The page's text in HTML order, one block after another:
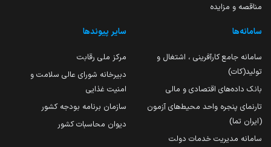
مناقصه و مزایده
سامانه‌ها
سامانه جامع کارآفرینی ، اشتغال و
تولید(کات)
بانک داده‌های اقتصادی و مالی
تارنمای پنجره واحد محیط‌های آزمون
(ایران تما)
سامانه مدیریت خدمات دولت
سایر پیوندها
مرکز ملی رقابت
دبیرخانه شورای عالی سلامت و
امنیت غذایی
سازمان برنامه بودجه کشور
دیوان محاسبات کشور